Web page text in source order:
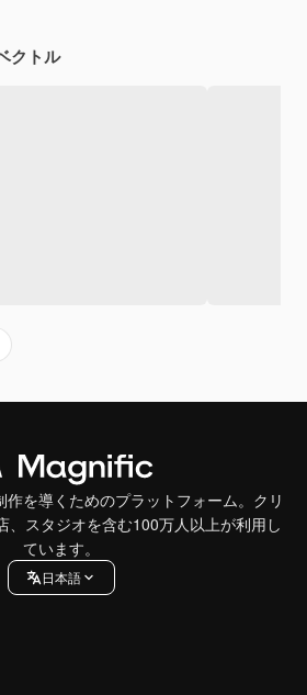
クトル
を導くためのプラットフォーム。クリ
、スタジオを含む100万人以上が利用し
ています。
日本語